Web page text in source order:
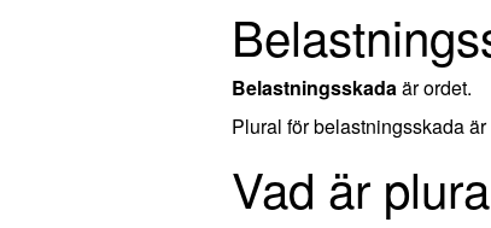
Belastningsskadaär ordet.
Plural för belastningsskada är
Vad är